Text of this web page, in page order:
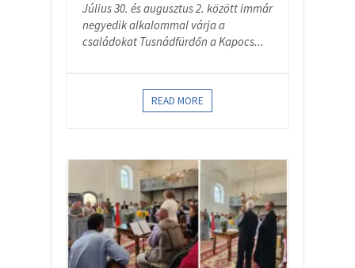
Július 30. és augusztus 2. között immár
negyedik alkalommal várja a
családokat Tusnádfürdőn a Kapocs...
READ MORE